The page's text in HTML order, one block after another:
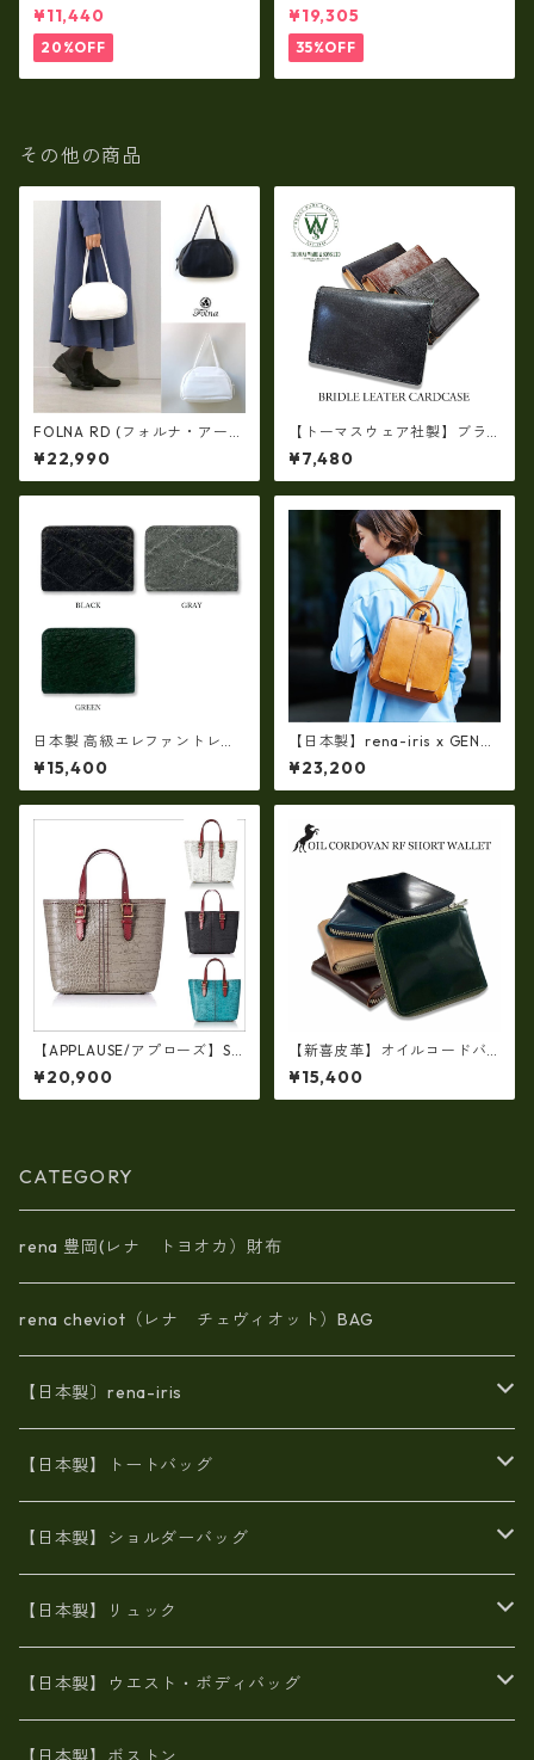
革製・お札入れ ロングウォ
レット rl-001
¥11,440
20%OFF
最高級牛革（ボーテッド）札
入れ・長財布 ha-21535
¥19,305
35%OFF
その他の商品
FOLNA RD (フォルナ・アール
ディー)ソフトレザー ボストン
バッグ (M-SIZE) FOLNA RDLI
NE fo-083258
¥22,990
【トーマスウェア社製】ブラ
イドルレザー製 カードケー
ス 日本製 U0411
¥7,480
日本製 高級エレファントレザ
ー × 姫路レザー ラウンドファ
スナーコインケース 小銭入れ
本革(5177)
¥15,400
【日本製】rena-iris x GENO
VA（IMAIBAG）コラボ製品ラ
ンドセルデザインM・・シュリ
ンクヌメ牛革・リュック ir-2
¥23,200
【APPLAUSE/アプローズ】SA
FARI series 型押し クロコ レ
ザー トート ap-3739
¥20,900
【新喜皮革】オイルコードバ
ンラウンドファスナーショー
トウォレット 日本製 tc-048
4
¥15,400
CATEGORY
rena 豊岡(レナ トヨオカ）財布
rena cheviot（レナ チェヴィオット）BAG
【日本製〕rena-iris
エナメル（パテント）レザー
牛革製品トート・ショルダー
牛革製品リュック
【日本製】トートバッグ
火山灰染めバッグ
8号帆布
豊岡製
ヌメ革バッグ
Ａ3サイズ
オイルレザー
エナメル
【日本製】ショルダーバッグ
漂流ロープバッグ
6号蝋引き帆布
火山灰染めバッグ
8号帆布
財布ポシェット
【日本製】リュック
帆布
豊岡
牛革
【日本製】ウエスト・ボディバッグ
帆布